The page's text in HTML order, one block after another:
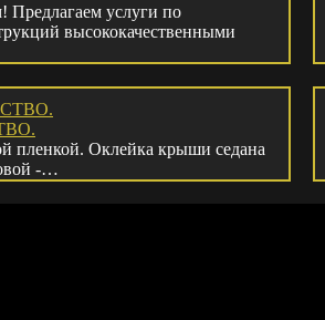
услуги по
высококачественными
пленкой. Оклейка крыши седана
-…